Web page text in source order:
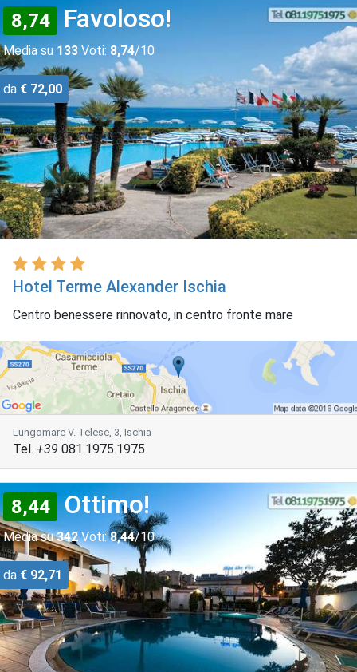
8,74 Favoloso!
Media su 133 Voti: 8,74/10
da € 72,00
Hotel Terme Alexander Ischia
Centro benessere rinnovato, in centro fronte mare
Lungomare V. Telese, 3, Ischia
Tel. +39 081.1975.1975
8,44 Ottimo!
Media su342Voti: 8,44/10
da € 92,71